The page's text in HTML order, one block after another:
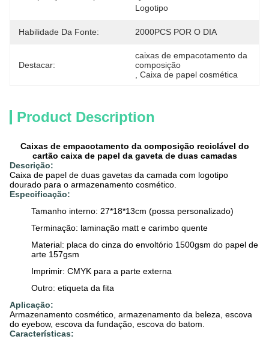
Logotipo
Habilidade Da Fonte: 2000PCS POR O DIA
Destacar:
caixas de empacotamento da
composição
Caixa de papel cosmética
Product Description
Caixas de empacotamento da composição reciclável do
cartão caixa de papel da gaveta de duas camadas
Descrição:
Caixa de papel de duas gavetas da camada com logotipo
dourado para o armazenamento cosmético.
Especificação:
Tamanho interno: 27*18*13cm (possa personalizado)
Terminação: laminação matt e carimbo quente
Material: placa do cinza do envoltório 1500gsm do papel de
arte 157gsm
Imprimir: CMYK para a parte externa
Outro: etiqueta da fita
Aplicação:
Armazenamento cosmético, armazenamento da beleza, escova
do eyebow, escova da fundação, escova do batom.
Características: